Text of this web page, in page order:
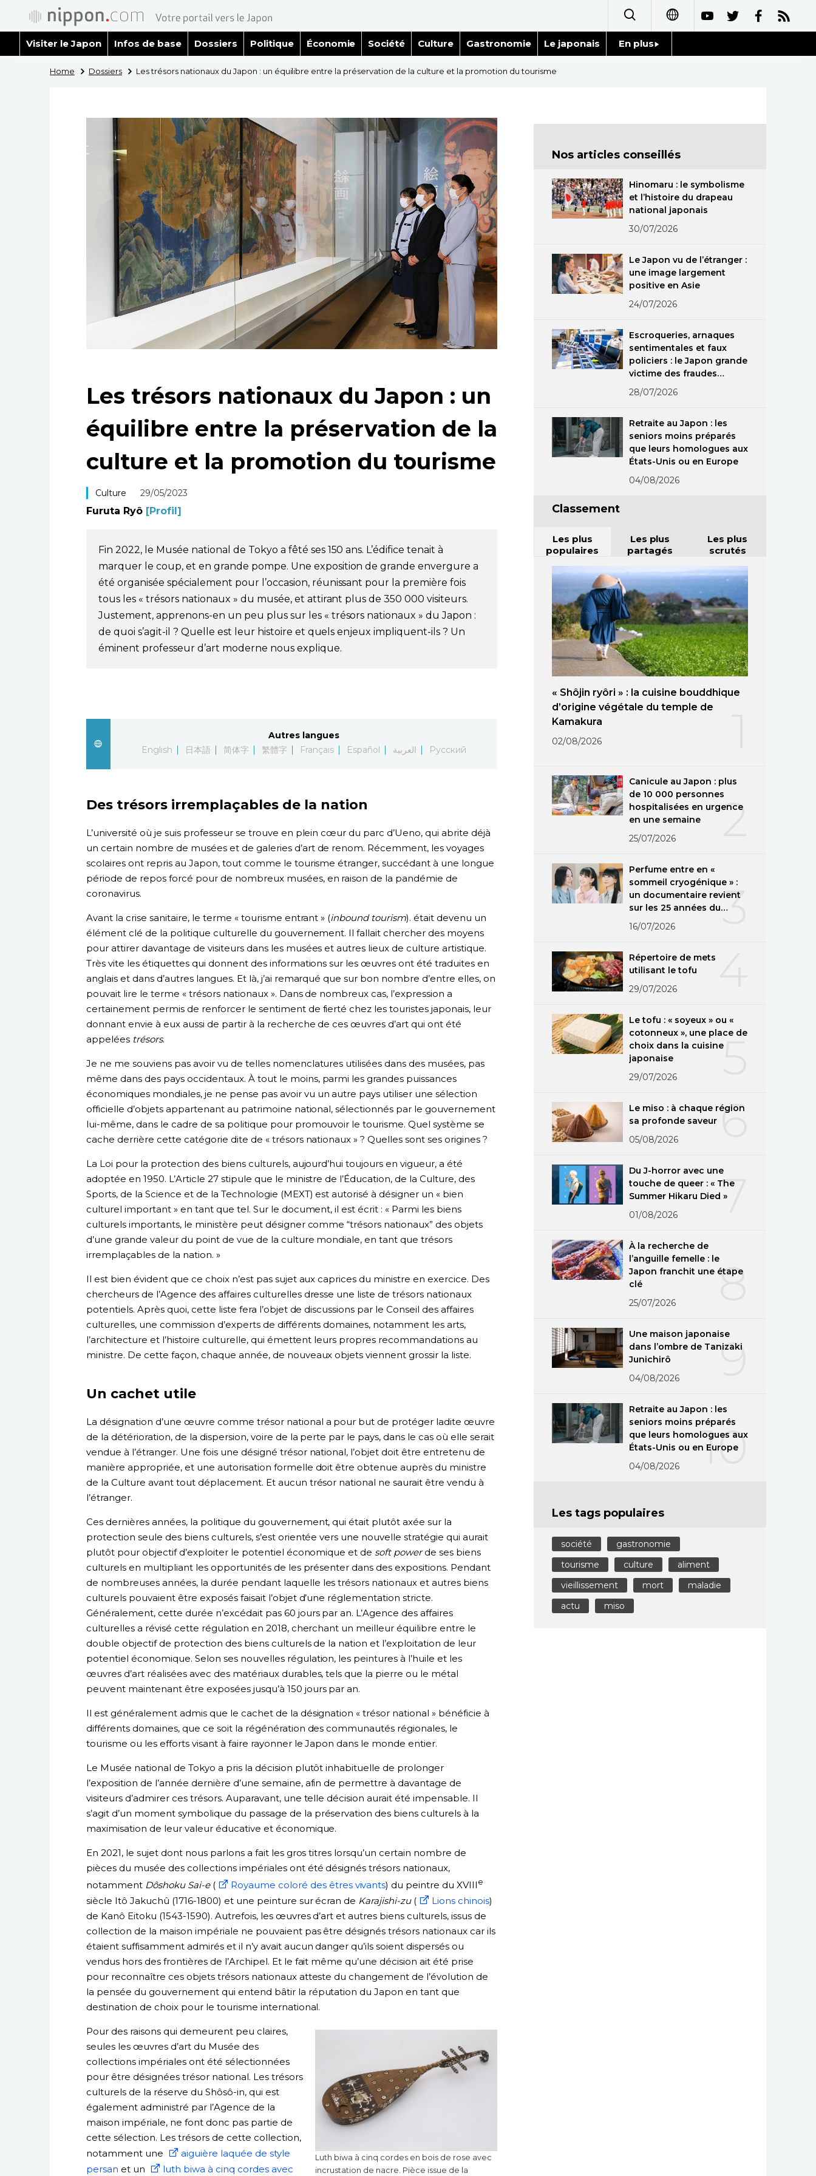
العربية
Русский
Visiter le Japon Infos de base Dossiers Politique Économie Société Culture Gastronomie Le japonais En plus
Images
Vidéos
Tokyo
Home Dossiers Les trésors nationaux du Japon : un équilibre entre la préservation de la culture et la promotion du tourisme
Les trésors nationaux du Japon : un
équilibre entre la préservation de la
culture et la promotion du tourisme
Culture 29/05/2023
Furuta Ryô [Profil]
Fin 2022, le Musée national de Tokyo a fêté ses 150 ans. L’édifice tenait à
marquer le coup, et en grande pompe. Une exposition de grande envergure a
été organisée spécialement pour l’occasion, réunissant pour la première fois
tous les « trésors nationaux » du musée, et attirant plus de 350 000 visiteurs.
Justement, apprenons-en un peu plus sur les « trésors nationaux » du Japon :
de quoi s’agit-il ? Quelle est leur histoire et quels enjeux impliquent-ils ? Un
éminent professeur d’art moderne nous explique.
Autres langues
English
日本語 简体字 繁體字 Français Español العربية Русский
Des trésors irremplaçables de la nation
L’université où je suis professeur se trouve en plein cœur du parc d’Ueno, qui abrite déjà
un certain nombre de musées et de galeries d’art de renom. Récemment, les voyages
scolaires ont repris au Japon, tout comme le tourisme étranger, succédant à une longue
période de repos forcé pour de nombreux musées, en raison de la pandémie de
coronavirus.
Avant la crise sanitaire, le terme « tourisme entrant » (inbound tourism). était devenu un
élément clé de la politique culturelle du gouvernement. Il fallait chercher des moyens
pour attirer davantage de visiteurs dans les musées et autres lieux de culture artistique.
Très vite les étiquettes qui donnent des informations sur les œuvres ont été traduites en
anglais et dans d’autres langues. Et là, j’ai remarqué que sur bon nombre d’entre elles, on
pouvait lire le terme « trésors nationaux ». Dans de nombreux cas, l’expression a
certainement permis de renforcer le sentiment de fierté chez les touristes japonais, leur
donnant envie à eux aussi de partir à la recherche de ces œuvres d’art qui ont été
appelées trésors.
Je ne me souviens pas avoir vu de telles nomenclatures utilisées dans des musées, pas
même dans des pays occidentaux. À tout le moins, parmi les grandes puissances
économiques mondiales, je ne pense pas avoir vu un autre pays utiliser une sélection
officielle d’objets appartenant au patrimoine national, sélectionnés par le gouvernement
lui-même, dans le cadre de sa politique pour promouvoir le tourisme. Quel système se
cache derrière cette catégorie dite de « trésors nationaux » ? Quelles sont ses origines ?
La Loi pour la protection des biens culturels, aujourd’hui toujours en vigueur, a été
adoptée en 1950. L’Article 27 stipule que le ministre de l’Éducation, de la Culture, des
Sports, de la Science et de la Technologie (MEXT) est autorisé à désigner un « bien
culturel important » en tant que tel. Sur le document, il est écrit : « Parmi les biens
culturels importants, le ministère peut désigner comme “trésors nationaux” des objets
d’une grande valeur du point de vue de la culture mondiale, en tant que trésors
irremplaçables de la nation. »
Il est bien évident que ce choix n’est pas sujet aux caprices du ministre en exercice. Des
chercheurs de l’Agence des affaires culturelles dresse une liste de trésors nationaux
potentiels. Après quoi, cette liste fera l’objet de discussions par le Conseil des affaires
culturelles, une commission d’experts de différents domaines, notamment les arts,
l’architecture et l’histoire culturelle, qui émettent leurs propres recommandations au
ministre. De cette façon, chaque année, de nouveaux objets viennent grossir la liste.
Un cachet utile
La désignation d’une œuvre comme trésor national a pour but de protéger ladite œuvre
de la détérioration, de la dispersion, voire de la perte par le pays, dans le cas où elle serait
vendue à l’étranger. Une fois une désigné trésor national, l’objet doit être entretenu de
manière appropriée, et une autorisation formelle doit être obtenue auprès du ministre
de la Culture avant tout déplacement. Et aucun trésor national ne saurait être vendu à
l’étranger.
Ces dernières années, la politique du gouvernement, qui était plutôt axée sur la
protection seule des biens culturels, s’est orientée vers une nouvelle stratégie qui aurait
plutôt pour objectif d’exploiter le potentiel économique et de soft powerde ses biens
culturels en multipliant les opportunités de les présenter dans des expositions. Pendant
de nombreuses années, la durée pendant laquelle les trésors nationaux et autres biens
culturels pouvaient être exposés faisait l’objet d’une réglementation stricte.
Généralement, cette durée n’excédait pas 60 jours par an. L’Agence des affaires
culturelles a révisé cette régulation en 2018, cherchant un meilleur équilibre entre le
double objectif de protection des biens culturels de la nation et l’exploitation de leur
potentiel économique. Selon ses nouvelles régulation, les peintures à l’huile et les
œuvres d’art réalisées avec des matériaux durables, tels que la pierre ou le métal
peuvent maintenant être exposées jusqu’à 150 jours par an.
Il est généralement admis que le cachet de la désignation « trésor national » bénéficie à
différents domaines, que ce soit la régénération des communautés régionales, le
tourisme ou les efforts visant à faire rayonner le Japon dans le monde entier.
Le Musée national de Tokyo a pris la décision plutôt inhabituelle de prolonger
l’exposition de l’année dernière d’une semaine, afin de permettre à davantage de
visiteurs d’admirer ces trésors. Auparavant, une telle décision aurait été impensable. Il
s’agit d’un moment symbolique du passage de la préservation des biens culturels à la
maximisation de leur valeur éducative et économique.
En 2021, le sujet dont nous parlons a fait les gros titres lorsqu’un certain nombre de
pièces du musée des collections impériales ont été désignés trésors nationaux,
notamment Dôshoku Sai-e( Royaume coloré des êtres vivants) du peintre du XVIII e
siècle Itô Jakuchû (1716-1800) et une peinture sur écran de Karajishi-zu( Lions chinois)
de Kanô Eitoku (1543-1590). Autrefois, les œuvres d’art et autres biens culturels, issus de
collection de la maison impériale ne pouvaient pas être désignés trésors nationaux car ils
étaient suffisamment admirés et il n’y avait aucun danger qu’ils soient dispersés ou
vendus hors des frontières de l’Archipel. Et le fait même qu’une décision ait été prise
pour reconnaître ces objets trésors nationaux atteste du changement de l’évolution de
la pensée du gouvernement qui entend bâtir la réputation du Japon en tant que
destination de choix pour le tourisme international.
Luth biwa à cinq cordes en bois de rose avec
incrustation de nacre. Pièce issue de la
Pour des raisons qui demeurent peu claires,
seules les œuvres d’art du Musée des
collections impériales ont été sélectionnées
pour être désignées trésor national. Les trésors
culturels de la réserve du Shôsô-in, qui est
également administré par l’Agence de la
maison impériale, ne font donc pas partie de
cette sélection. Les trésors de cette collection,
notamment une
aiguière laquée de style
persan et un luth biwa à cinq cordes avec
Nos articles conseillés
Hinomaru : le symbolisme
et l’histoire du drapeau
national japonais
30/07/2026
Le Japon vu de l’étranger :
une image largement
positive en Asie
24/07/2026
Escroqueries, arnaques
sentimentales et faux
policiers : le Japon grande
victime des fraudes
spécialisées
28/07/2026
Retraite au Japon : les
seniors moins préparés
que leurs homologues aux
États-Unis ou en Europe
04/08/2026
Classement
Les plus
populaires
Les plus
partagés
Les plus
scrutés
« Shôjin ryôri » : la cuisine bouddhique
d’origine végétale du temple de
Kamakura
02/08/2026
2
Canicule au Japon : plus
de 10 000 personnes
hospitalisées en urgence
en une semaine
25/07/2026
3
Perfume entre en «
sommeil cryogénique » :
un documentaire revient
sur les 25 années du
groupe
16/07/2026
Répertoire de mets
utilisant le tofu
29/07/2026
5
Le tofu : « soyeux » ou «
cotonneux », une place de
choix dans la cuisine
japonaise
29/07/2026
6
Le miso : à chaque région
sa profonde saveur
05/08/2026
7
Du J-horror avec une
touche de queer : « The
Summer Hikaru Died »
01/08/2026
8
À la recherche de
l’anguille femelle : le
Japon franchit une étape
clé
25/07/2026
9
Une maison japonaise
dans l’ombre de Tanizaki
Junichirô
04/08/2026
10
Retraite au Japon : les
seniors moins préparés
que leurs homologues aux
États-Unis ou en Europe
04/08/2026
Les tags populaires
société
gastronomie
tourisme
culture
aliment
vieillissement
mort
maladie
actu
miso